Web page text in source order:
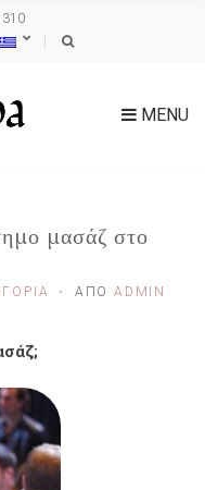
310
MENU
μασάζ στο
ΑΠΌADMIN